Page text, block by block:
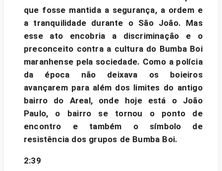
que fosse mantida a segurança, a ordem e
a tranquilidade durante o São João. Mas
esse ato encobria a discriminação e o
preconceito contra a cultura do Bumba Boi
maranhense pela sociedade. Como a polícia
da época não deixava os boieiros
avançarem para além dos limites do antigo
bairro do Areal, onde hoje está o João
Paulo, o bairro se tornou o ponto de
encontro e também o símbolo de
resistência dos grupos de Bumba Boi.
2:39